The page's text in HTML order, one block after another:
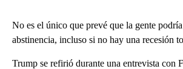
No es el único que prevé que la gente
abstinencia, incluso si no hay una recesión
Trump se refirió durante una entrevista con